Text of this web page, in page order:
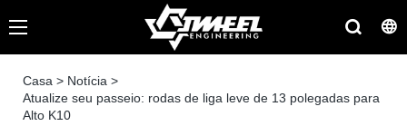
Casa > Notícia >
Atualize seu passeio: rodas de liga leve de 13 polegadas para
Alto K10